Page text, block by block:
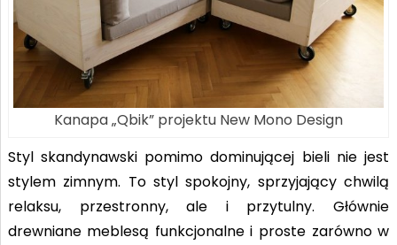
Kanapa „Qbik” projektu New Mono Design
Styl skandynawski pomimo dominującej bieli nie jest
stylem zimnym. To styl spokojny, sprzyjający chwilą
relaksu, przestronny, ale i przytulny. Głównie
drewniane meblesą funkcjonalne i proste zarówno w